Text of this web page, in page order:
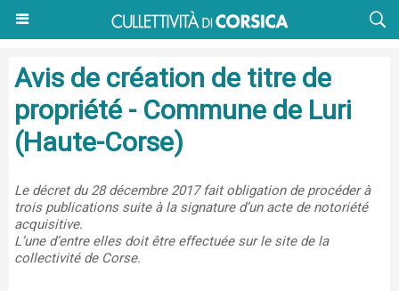
Avis de création de titre de
propriété - Commune de Luri
(Haute-Corse)
Le décret du 28 décembre 2017 fait obligation de procéder à
trois publications suite à la signature d’un acte de notoriété
acquisitive.
L’une d’entre elles doit être effectuée sur le site de la
collectivité de Corse.